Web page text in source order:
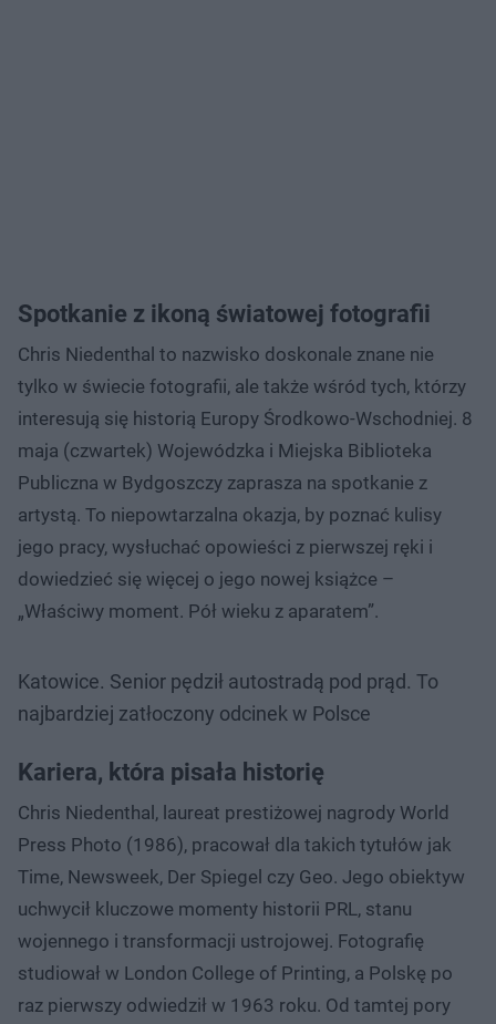
Spotkanie z ikoną światowej fotografii
Chris Niedenthal to nazwisko doskonale znane nie
tylko w świecie fotografii, ale także wśród tych, którzy
interesują się historią Europy Środkowo-Wschodniej. 8
maja (czwartek) Wojewódzka i Miejska Biblioteka
Publiczna w Bydgoszczy zaprasza na spotkanie z
artystą. To niepowtarzalna okazja, by poznać kulisy
jego pracy, wysłuchać opowieści z pierwszej ręki i
dowiedzieć się więcej o jego nowej książce –
„Właściwy moment. Pół wieku z aparatem”.
Katowice. Senior pędził autostradą pod prąd. To
najbardziej zatłoczony odcinek w Polsce
Kariera, która pisała historię
Chris Niedenthal, laureat prestiżowej nagrody World
Press Photo (1986), pracował dla takich tytułów jak
Time, Newsweek, Der Spiegel czy Geo. Jego obiektyw
uchwycił kluczowe momenty historii PRL, stanu
wojennego i transformacji ustrojowej. Fotografię
studiował w London College of Printing, a Polskę po
raz pierwszy odwiedził w 1963 roku. Od tamtej pory